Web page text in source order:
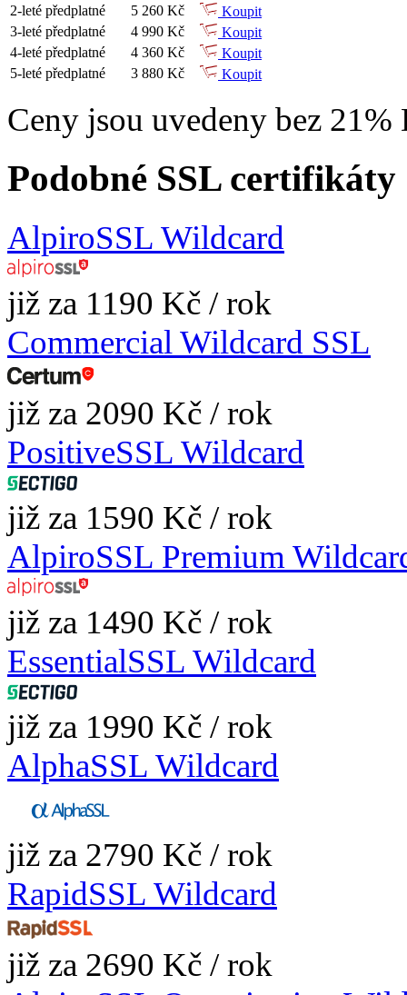
2-leté předplatné
5 260 Kč
Koupit
3-leté předplatné
4 990 Kč
Koupit
4-leté předplatné
4 360 Kč
Koupit
5-leté předplatné
3 880 Kč Koupit
Ceny jsou uvedeny bez 21%
Podobné SSL certifikáty
AlpiroSSL Wildcard
již za 1190 Kč / rok
Commercial Wildcard SSL
již za 2090 Kč / rok
PositiveSSL Wildcard
již za 1590 Kč / rok
AlpiroSSL Premium
již za 1490 Kč / rok
EssentialSSL Wildcard
již za 1990 Kč / rok
AlphaSSL Wildcard
již za 2790 Kč / rok
RapidSSL Wildcard
již za 2690 Kč / rok